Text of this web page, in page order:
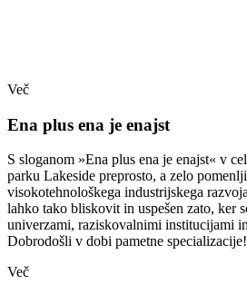
Več
Ena plus ena je enajst
S sloganom »Ena plus ena je enajst« v
parku Lakeside preprosto, a zelo
visokotehnološkega industrijskega
lahko tako bliskovit in uspešen zato, ker
univerzami, raziskovalnimi institucijami
Dobrodošli v dobi pametne specializacije!
Več